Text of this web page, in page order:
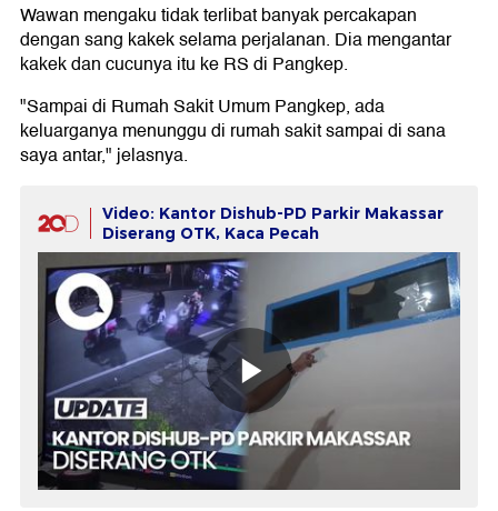
Wawan mengaku tidak terlibat banyak percakapan
dengan sang kakek selama perjalanan. Dia mengantar
kakek dan cucunya itu ke RS di Pangkep.
"Sampai di Rumah Sakit Umum Pangkep, ada
keluarganya menunggu di rumah sakit sampai di sana
saya antar," jelasnya.
Video: Kantor Dishub-PD Parkir Makassar
Diserang OTK, Kaca Pecah